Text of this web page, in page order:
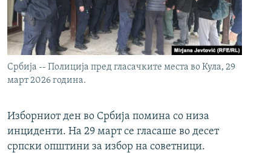
Србија -- Полиција пред гласачките места во Кула, 29
март 2026 година.
Изборниот ден во Србија помина со низа
инциденти. На 29 март се гласаше во десет
српски општини за избор на советници.